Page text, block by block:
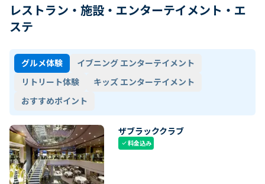
レストラン・施設・エンターテイメント・エ
ステ
グルメ体験
イブニング エンターテイメント
リトリート体験
キッズ エンターテイメント
おすすめポイント
ザブラッククラブ
check料金込み